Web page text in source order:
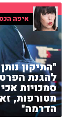
איפה
"התיקון
להגנת
סמכויות
מטורפות,
הדרמה"